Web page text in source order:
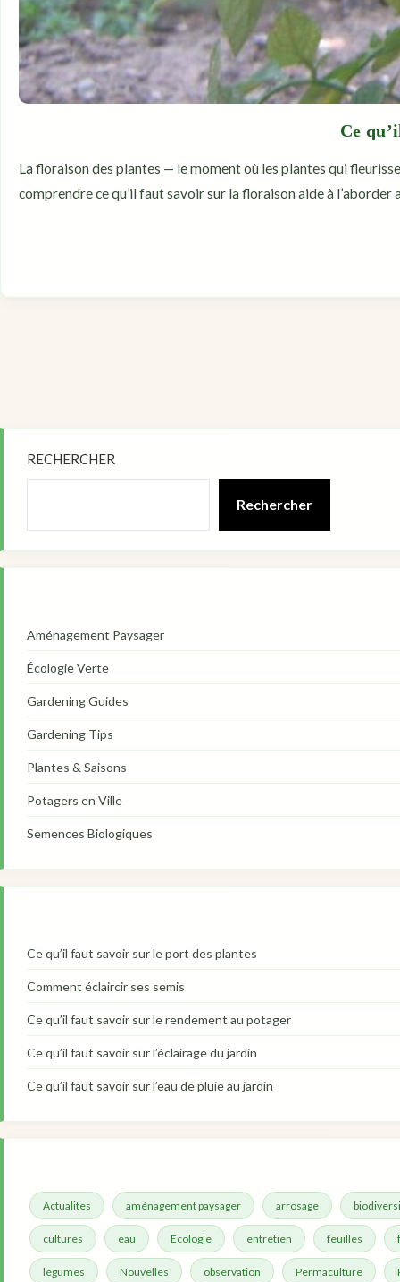
Ce
La floraison des plantes — le moment où les plantes qui
comprendre ce qu’il faut savoir sur la floraison aide à
RECHERCHER
Rechercher
Aménagement Paysager
Écologie Verte
Gardening Guides
Gardening Tips
Plantes & Saisons
Potagers en Ville
Semences Biologiques
Ce qu’il faut savoir sur le port des plantes
Comment éclaircir ses semis
Ce qu’il faut savoir sur le rendement au potager
Ce qu’il faut savoir sur l’éclairage du jardin
Ce qu’il faut savoir sur l’eau de pluie au jardin
Actualites aménagement paysager arrosage
cultures eau Ecologie entretien feuilles
légumes Nouvelles observation Permaculture